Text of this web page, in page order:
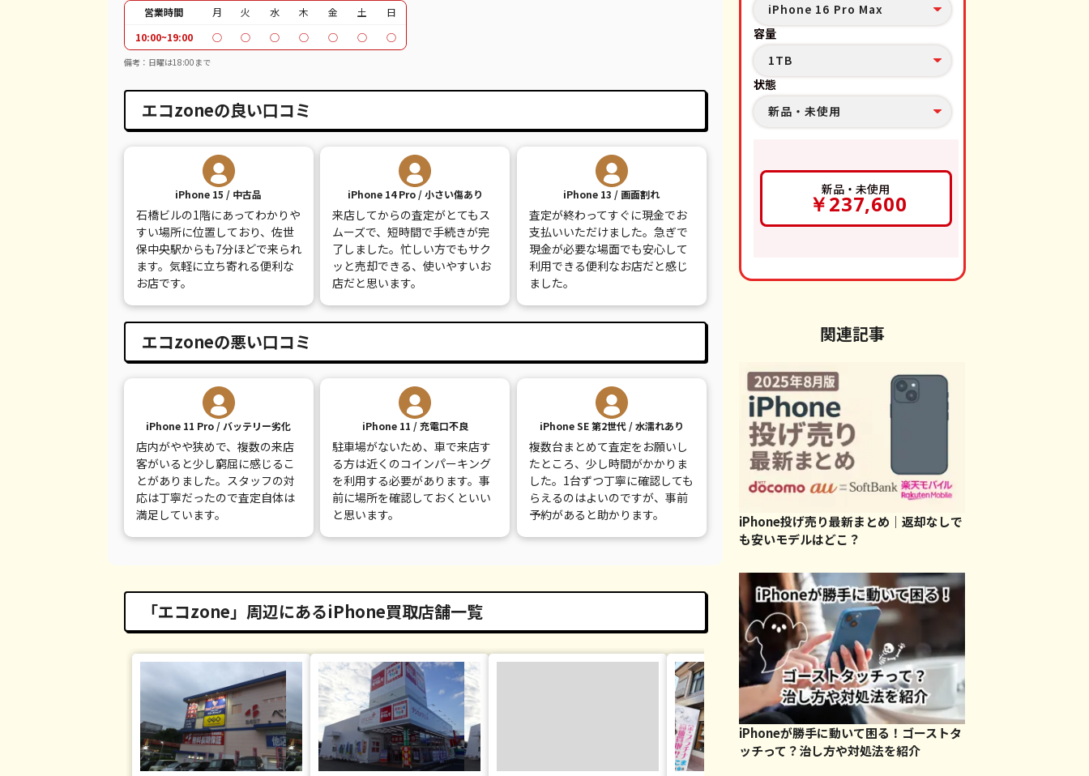
営業時間 月 火 水 木 金 土
日
10:00~19:00
○ ○ ○ ○ ○ ○ ○
備考：日曜は18:00まで
エコzoneの良い口コミ
iPhone 15 / 中古品
石橋ビルの1階にあってわかりや
すい場所に位置しており、佐世
保中央駅からも7分ほどで来られ
ます。気軽に立ち寄れる便利な
お店です。
iPhone 14 Pro / 小さい傷あり
来店してからの査定がとてもス
ムーズで、短時間で手続きが完
了しました。忙しい方でもサク
ッと売却できる、使いやすいお
店だと思います。
iPhone 13 / 画面割れ
査定が終わってすぐに現金でお
支払いいただけました。急ぎで
現金が必要な場面でも安心して
利用できる便利なお店だと感じ
ました。
エコzoneの悪い口コミ
iPhone 11 Pro / バッテリー劣化
店内がやや狭めで、複数の来店
客がいると少し窮屈に感じるこ
とがありました。スタッフの対
応は丁寧だったので査定自体は
満足しています。
iPhone 11 / 充電口不良
駐車場がないため、車で来店す
る方は近くのコインパーキング
を利用する必要があります。事
前に場所を確認しておくといい
と思います。
iPhone SE 第2世代 / 水濡れあり
複数台まとめて査定をお願いし
たところ、少し時間がかかりま
した。1台ずつ丁寧に確認しても
らえるのはよいのですが、事前
予約があると助かります。
「エコzone」周辺にあるiPhone買取店舗一覧
iPhone 16 Pro Max
容量
1TB
状態
新品・未使用
新品・未使用
￥237,600
関連記事
iPhone投げ売り最新まとめ｜返却なしで
も安いモデルはどこ？
iPhoneが勝手に動いて困る！ゴーストタ
ッチって？治し方や対処法を紹介